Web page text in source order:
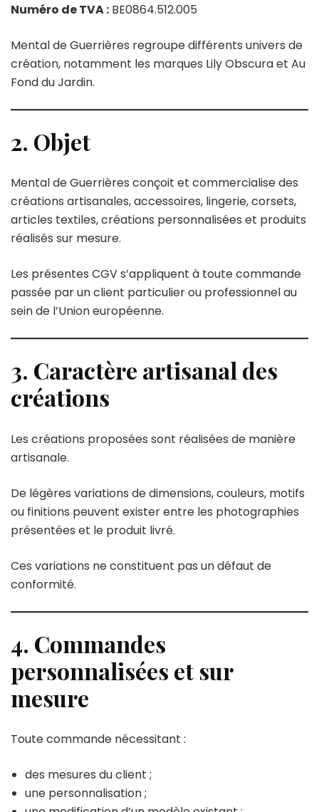
Numéro de TVA : BE0864.512.005
Mental de Guerrières regroupe différents univers de
création, notamment les marques Lily Obscura et Au
Fond du Jardin.
2. Objet
Mental de Guerrières conçoit et commercialise des
créations artisanales, accessoires, lingerie, corsets,
articles textiles, créations personnalisées et produits
réalisés sur mesure.
Les présentes CGV s’appliquent à toute commande
passée par un client particulier ou professionnel au
sein de l’Union européenne.
3. Caractère artisanal des
créations
Les créations proposées sont réalisées de manière
artisanale.
De légères variations de dimensions, couleurs, motifs
ou finitions peuvent exister entre les photographies
présentées et le produit livré.
Ces variations ne constituent pas un défaut de
conformité.
4. Commandes
personnalisées et sur
mesure
Toute commande nécessitant :
des mesures du client ;
une personnalisation ;